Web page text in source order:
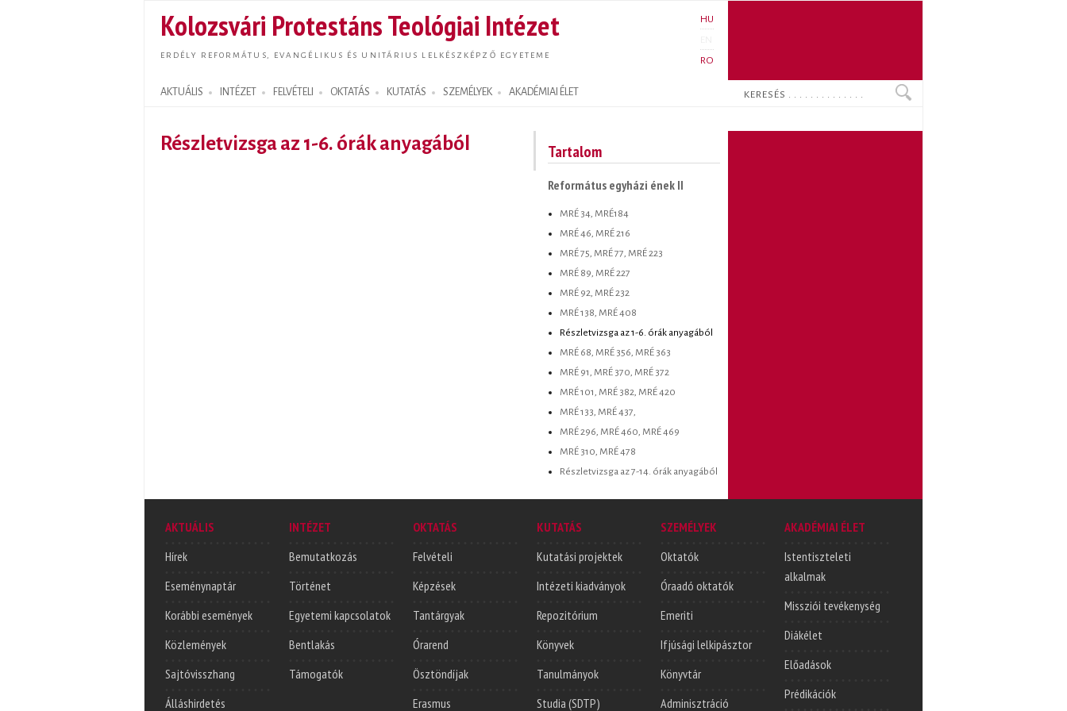
tartalomra
Kolozsvári Protestáns Teológiai Intézet
ERDÉLY REFORMÁTUS, EVANGÉLIKUS ÉS UNITÁRIUS LELKÉSZKÉPZŐ EGYETEME
HU
RO
AKTUÁLIS INTÉZET FELVÉTELI OKTATÁS KUTATÁS SZEMÉLYEK AKADÉMIAI ÉLET
Search form
Keresés
Részletvizsga az 1-6. órák anyagából Tartalom
Református egyházi ének II
MRÉ 34, MRÉ184
MRÉ 46, MRÉ 216
MRÉ 75, MRÉ 77, MRÉ 223
MRÉ 89, MRÉ 227
MRÉ 92, MRÉ 232
MRÉ 138, MRÉ 408
Részletvizsga az 1-6. órák anyagából
MRÉ 68, MRÉ 356, MRÉ 363
MRÉ 91, MRÉ 370, MRÉ 372
MRÉ 101, MRÉ 382, MRÉ 420
MRÉ 133, MRÉ 437,
MRÉ 296, MRÉ 460, MRÉ 469
MRÉ 310, MRÉ 478
Részletvizsga az 7-14. órák anyagából
AKTUÁLIS
Hírek
Eseménynaptár
Korábbi események
Közlemények
Sajtóvisszhang
Álláshirdetés
INTÉZET
Bemutatkozás
Történet
Egyetemi kapcsolatok
Bentlakás
Támogatók
OKTATÁS
Felvételi
Képzések
Tantárgyak
Órarend
Ösztöndíjak
Erasmus
KUTATÁS
Kutatási projektek
Intézeti kiadványok
Repozitórium
Könyvek
Tanulmányok
Studia (SDTP)
SZEMÉLYEK
Oktatók
Óraadó oktatók
Emeriti
Ifjúsági lelkipásztor
Könyvtár
Adminisztráció
AKADÉMIAI ÉLET
Istentiszteleti
alkalmak
Missziói tevékenység
Diákélet
Előadások
Prédikációk